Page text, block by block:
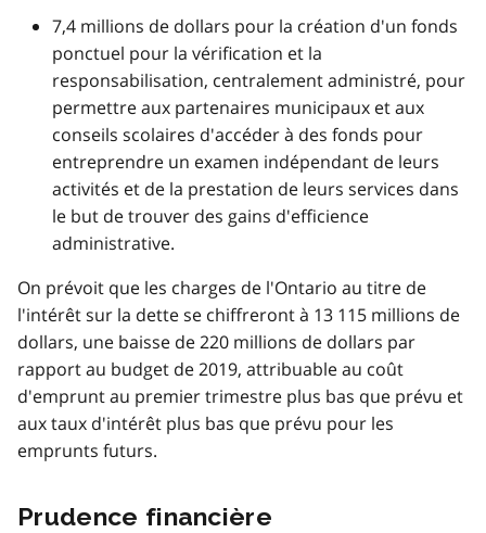
7,4 millions de dollars pour la création d'un fonds
ponctuel pour la vérification et la
responsabilisation, centralement administré, pour
permettre aux partenaires municipaux et aux
conseils scolaires d'accéder à des fonds pour
entreprendre un examen indépendant de leurs
activités et de la prestation de leurs services dans
le but de trouver des gains d'efficience
administrative.
On prévoit que les charges de l'Ontario au titre de
l'intérêt sur la dette se chiffreront à 13 115 millions de
dollars, une baisse de 220 millions de dollars par
rapport au budget de 2019, attribuable au coût
d'emprunt au premier trimestre plus bas que prévu et
aux taux d'intérêt plus bas que prévu pour les
emprunts futurs.
Prudence financière